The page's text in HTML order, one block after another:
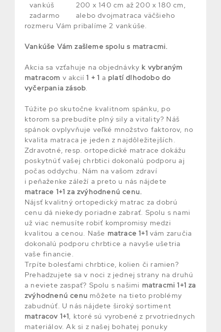
200 x 140 cm až 200 x 180 cm,
alebo dvojmatraca väčšieho
rozmeru Vám pribalíme 2 vankúše.
Vankúše Vám zašleme spolu s matracmi.
Akcia sa vzťahuje na objednávky k vybraným
matracom v akcií1 + 1 a platí dlhodobo do
vyčerpania zásob.
Túžite po skutočne kvalitnom spánku, po
ktorom sa prebudíte plný sily a vitality? Náš
spánok ovplyvňuje veľké množstvo faktorov, no
kvalita matraca je jeden z najdôležitejších.
Zdravotné, resp. ortopedické matrace dokážu
poskytnúť vašej chrbtici dokonalú podporu aj
počas oddychu. Nám na vašom zdraví
i peňaženke záleží a preto u nás nájdete
matrace 1+1za zvýhodnenú cenu.
Nájsť kvalitný ortopedický matrac za dobrú
cenu dá niekedy poriadne zabrať. Spolu s nami
už viac nemusíte robiť kompromisy medzi
kvalitou a cenou. Naše matrace 1+1 vám zaručia
dokonalú podporu chrbtice a navyše ušetria
vaše financie.
Trpíte bolesťami chrbtice, kolien či ramien?
Prehadzujete sa v noci z jednej strany na druhú
a neviete zaspať? Spolu s našimi matracmi 1+1 za
zvýhodnenú cenu môžete na tieto problémy
zabudnúť. U nás nájdete široký sortiment
matracov 1+1, ktoré sú vyrobené z prvotriednych
materiálov. Ak si z našej bohatej ponuky